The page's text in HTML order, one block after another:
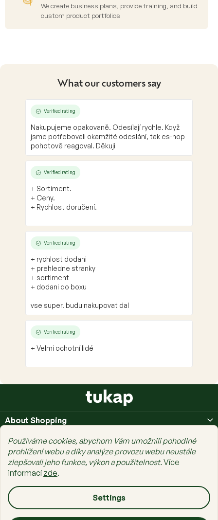
Používáme cookies, abychom Vám umožnili pohodlné
prohlížení webu a díky analýze provozu webu neustále
zlepšovali jeho funkce, výkon a použitelnost.Více
informacízde.
Settings
We create business plans, provide training, and build
custom product portfolios
What our customers say
Verified rating
Nakupujeme opakovaně. Odesílají rychle. Když
jsme potřebovali okamžité odeslání, tak es-hop
pohotově reagoval. Děkuji
Verified rating
+ Sortiment.
+ Ceny.
+ Rychlost doručení.
Verified rating
+ rychlost dodani
+ prehledne stranky
+ sortiment
+ dodani do boxu
vse super. budu nakupovat dal
Verified rating
+ Velmi ochotní lidé
About Shopping
About Us
Prais Family